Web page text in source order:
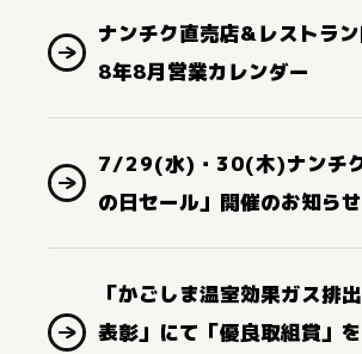
ナンチク直売店&レストラ
8年8月営業カレンダー
7/29(水)・30(木)ナンチ
の日セール」開催のお知らせ
「かごしま温室効果ガス排
表彰」にて「優良取組賞」